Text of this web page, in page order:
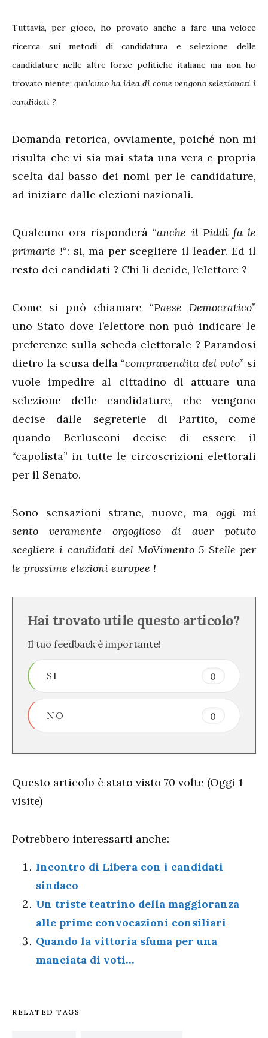
Tuttavia, per gioco, ho provato anche a fare una veloce
ricerca sui metodi di candidatura e selezione delle
candidature nelle altre forze politiche italiane ma non ho
trovato niente: qualcuno ha idea di come vengono selezionati i
candidati ?
Domanda retorica, ovviamente, poiché non mi
risulta che vi sia mai stata una vera e propria
scelta dal basso dei nomi per le candidature,
ad iniziare dalle elezioni nazionali.
Qualcuno ora risponderà “anche il Piddì fa le
primarie !“: si, ma per scegliere il leader. Ed il
resto dei candidati ? Chi li decide, l’elettore ?
Come si può chiamare “Paese Democratico”
uno Stato dove l’elettore non può indicare le
preferenze sulla scheda elettorale ? Parandosi
dietro la scusa della “compravendita del voto” si
vuole impedire al cittadino di attuare una
selezione delle candidature, che vengono
decise dalle segreterie di Partito, come
quando Berlusconi decise di essere il
“capolista” in tutte le circoscrizioni elettorali
per il Senato.
Sono sensazioni strane, nuove, ma oggi mi
sento veramente orgoglioso di aver potuto
scegliere i candidati del MoVimento 5 Stelle per
le prossime elezioni europee !
Hai trovato utile questo articolo?
Il tuo feedback è importante!
SI 0
NO 0
Questo articolo è stato visto 70 volte (Oggi 1
visite)
Potrebbero interessarti anche:
Incontro di Libera con i candidati
sindaco
Un triste teatrino della maggioranza
alle prime convocazioni consiliari
Quando la vittoria sfuma per una
manciata di voti…
RELATED TAGS